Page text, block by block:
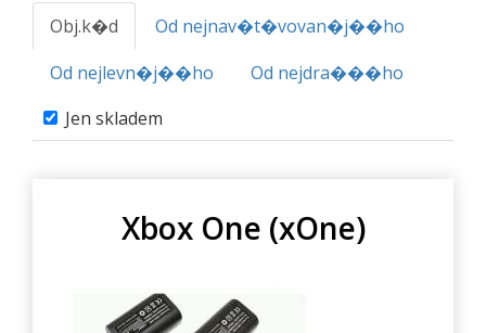
Obj.k�d
Od nejnav�t�vovan�j��ho
Od nejlevn�j��ho
Od nejdra���ho
Jen skladem
Xbox One (xOne)